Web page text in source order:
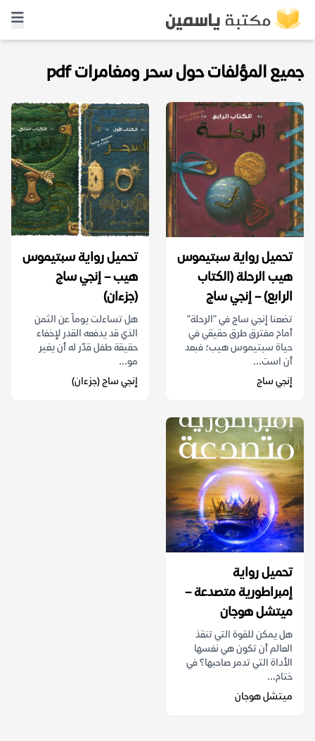
جميع المؤلفات حول سحر ومغامرات pdf
تحميل رواية سبتيموس
هيب الرحلة (الكتاب
الرابع) – إنجي ساج
تضعنا إنجي ساج في "الرحلة"
أمام مفترق طرق حقيقي في
حياة سبتيموس هيب؛ فبعد
أن است...
إنجي ساج
تحميل رواية سبتيموس
هيب – إنجي ساج
(جزءان)
هل تساءلت يوماً عن الثمن
الذي قد يدفعه القدر لإخفاء
حقيقة طفل قدّر له أن يغير
مو...
إنجي ساج (جزءان)
تحميل رواية
إمبراطورية متصدعة –
ميتشل هوجان
هل يمكن للقوة التي تنقذ
العالم أن تكون هي نفسها
الأداة التي تدمر صاحبها؟ في
ختام...
ميتشل هوجان